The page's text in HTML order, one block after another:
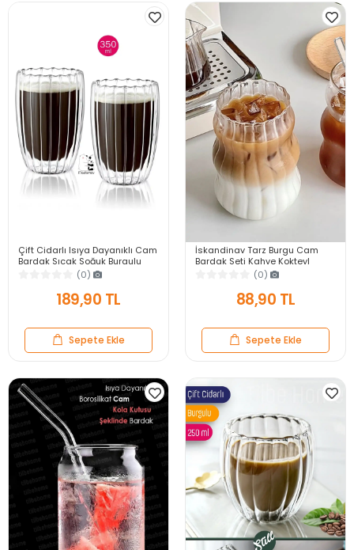
Çift Cidarlı Isıya Dayanıklı Cam
Bardak Sıcak Soğuk Burgulu
Çay Süt Kahve Kupası Bardağı
(0)
189,90 TL
Sepete Ekle
İskandinav Tarz Burgu Cam
Bardak Seti Kahve Kokteyl
Sunum Bardağı Borosilikat 400
(0)
88,90 TL
Sepete Ekle